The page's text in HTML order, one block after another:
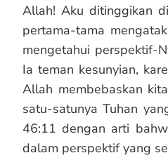
Allah! Aku ditinggikan
pertama-tama
mengetahui perspektif-
Ia teman kesunyian,
Allah membebaskan
satu-satunya Tuhan
46:11 dengan arti
dalam perspektif yang